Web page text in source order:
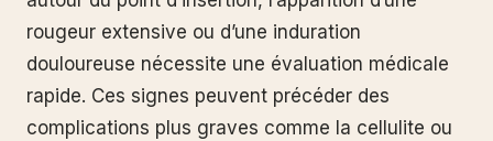
rougeur extensive ou d’une induration
douloureuse nécessite une évaluation médicale
rapide. Ces signes peuvent précéder des
complications plus graves comme la cellulite ou